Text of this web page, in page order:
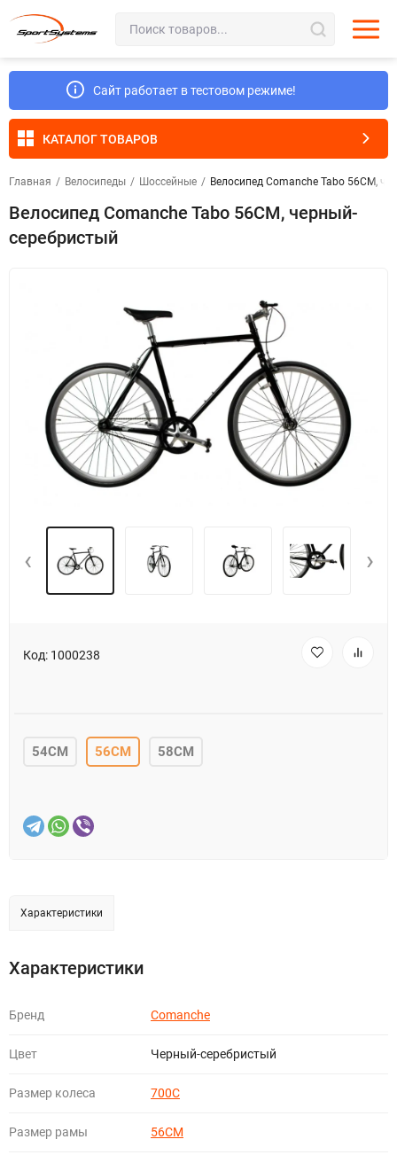
Сайт работает в тестовом режиме!
КАТАЛОГ ТОВАРОВ
Главная / Велосипеды / Шоссейные / Велосипед Comanche Tabo 56CM,
Велосипед Comanche Tabo 56CM, черный-
серебристый
‹ ›
Код: 1000238
54CM 56CM 58CM
Характеристики
Характеристики
Бренд Comanche
Цвет Черный-серебристый
Размер колеса 700C
Размер рамы 56CM